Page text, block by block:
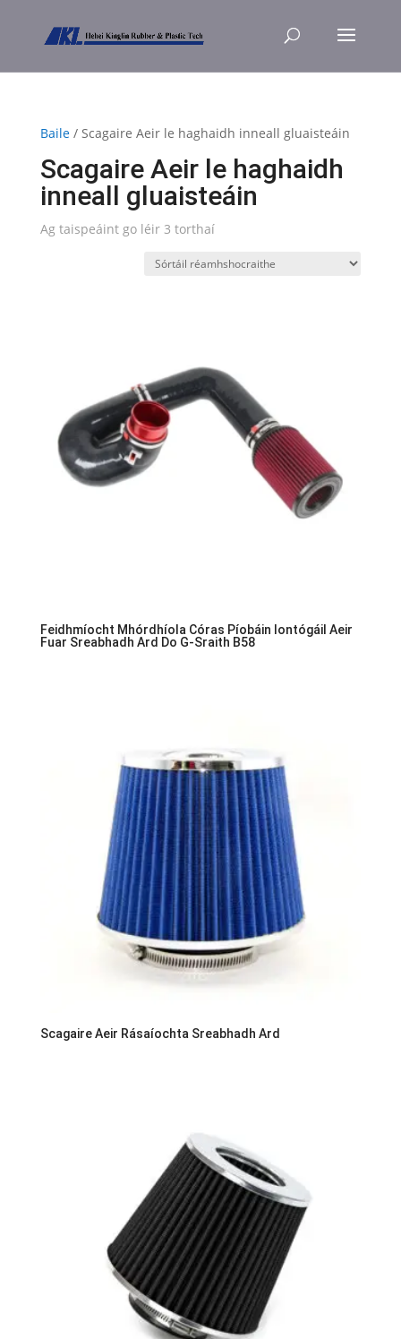
Baile/ Scagaire Aeir le haghaidh inneall gluaisteáin
Scagaire Aeir le haghaidh
inneall gluaisteáin
Ag taispeáint go léir 3 torthaí
Feidhmíocht Mhórdhíola Córas Píobáin Iontógáil Aeir
Fuar Sreabhadh Ard Do G-Sraith B58
Scagaire Aeir Rásaíochta Sreabhadh Ard